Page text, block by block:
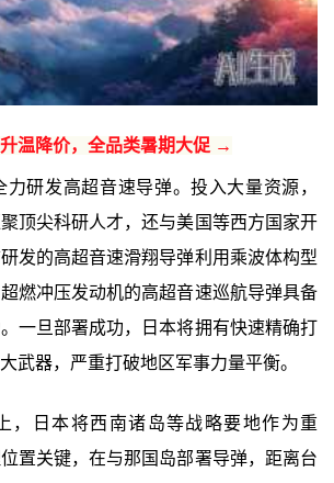
温降价，全品类暑期大促 →
力研发高超音速导弹。投入大量资源，
顶尖科研人才，还与美国等西方国家开
发的高超音速滑翔导弹利用乘波体构型
燃冲压发动机的高超音速巡航导弹具备
一旦部署成功，日本将拥有快速精确打
武器，严重打破地区军事力量平衡。
，日本将西南诸岛等战略要地作为重
置关键，在与那国岛部署导弹，距离台